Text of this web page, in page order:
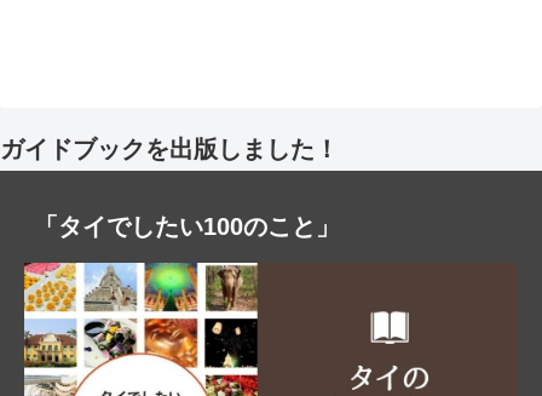
ガイドブックを出版しました！
「タイでしたい100のこと」